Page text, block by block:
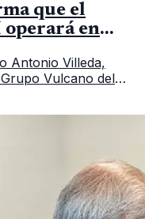
que el
en
Antonio Villeda,
Vulcano del
del Ministerio